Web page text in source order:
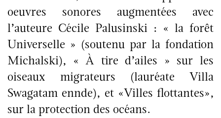
oeuvres sonores augmentées avec
l’auteure Cécile Palusinski : « la forêt
Universelle » (soutenu par la fondation
Michalski), « À tire d’ailes » sur les
oiseaux migrateurs (lauréate Villa
Swagatam ennde), et «Villes flottantes»,
sur la protection des océans.